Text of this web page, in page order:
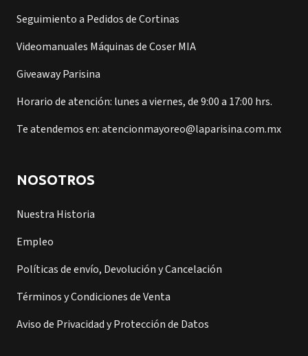
Seguimiento a Pedidos de Cortinas
Videomanuales Máquinas de Coser MIA
Giveaway Parisina
Horario de atención: lunes a viernes, de 9:00 a 17:00 hrs.
Te atendemos en: atencionmayoreo@laparisina.com.mx
NOSOTROS
Nuestra Historia
Empleo
Políticas de envío, Devolución y Cancelación
Términos y Condiciones de Venta
Aviso de Privacidad y Protección de Datos